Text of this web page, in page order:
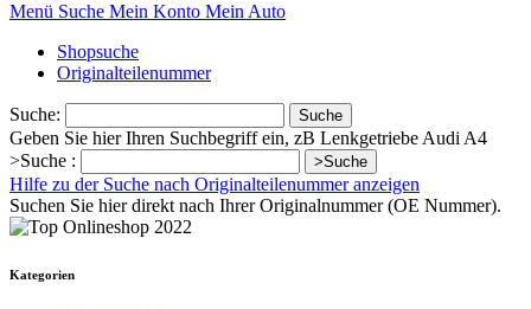
Menü Suche Mein Konto Mein Auto
Shopsuche
Originalteilenummer
Suche: Suche
Geben Sie hier Ihren Suchbegriff ein, zB Lenkgetriebe Audi A4
>Suche :
>Suche
Hilfe zu der Suche nach Originalteilenummer anzeigen
Suchen Sie hier direkt nach Ihrer Originalnummer (OE Nummer).
Kategorien